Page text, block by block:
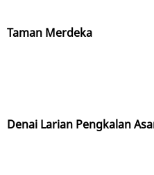
Taman Merdeka
Denai Larian Pengkalan